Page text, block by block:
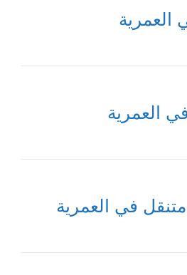
العمرية
في العمرية